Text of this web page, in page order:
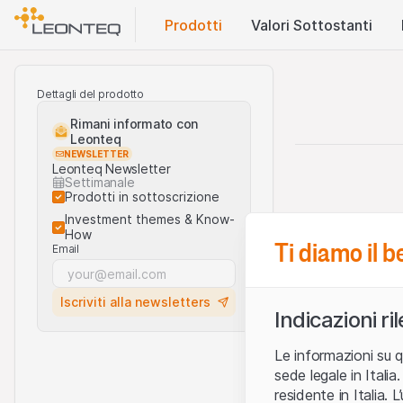
Prodotti Valori Sottostanti
Dettagli del prodotto
Rimani informato con
Leonteq
NEWSLETTER
Leonteq Newsletter
Settimanale
Prodotti in sottoscrizione
Investment themes & Know-
How
Email
Iscriviti alla newsletters
Ti diamo il
Indicazioni
Le informazioni su
sede legale in
residente in Italia.